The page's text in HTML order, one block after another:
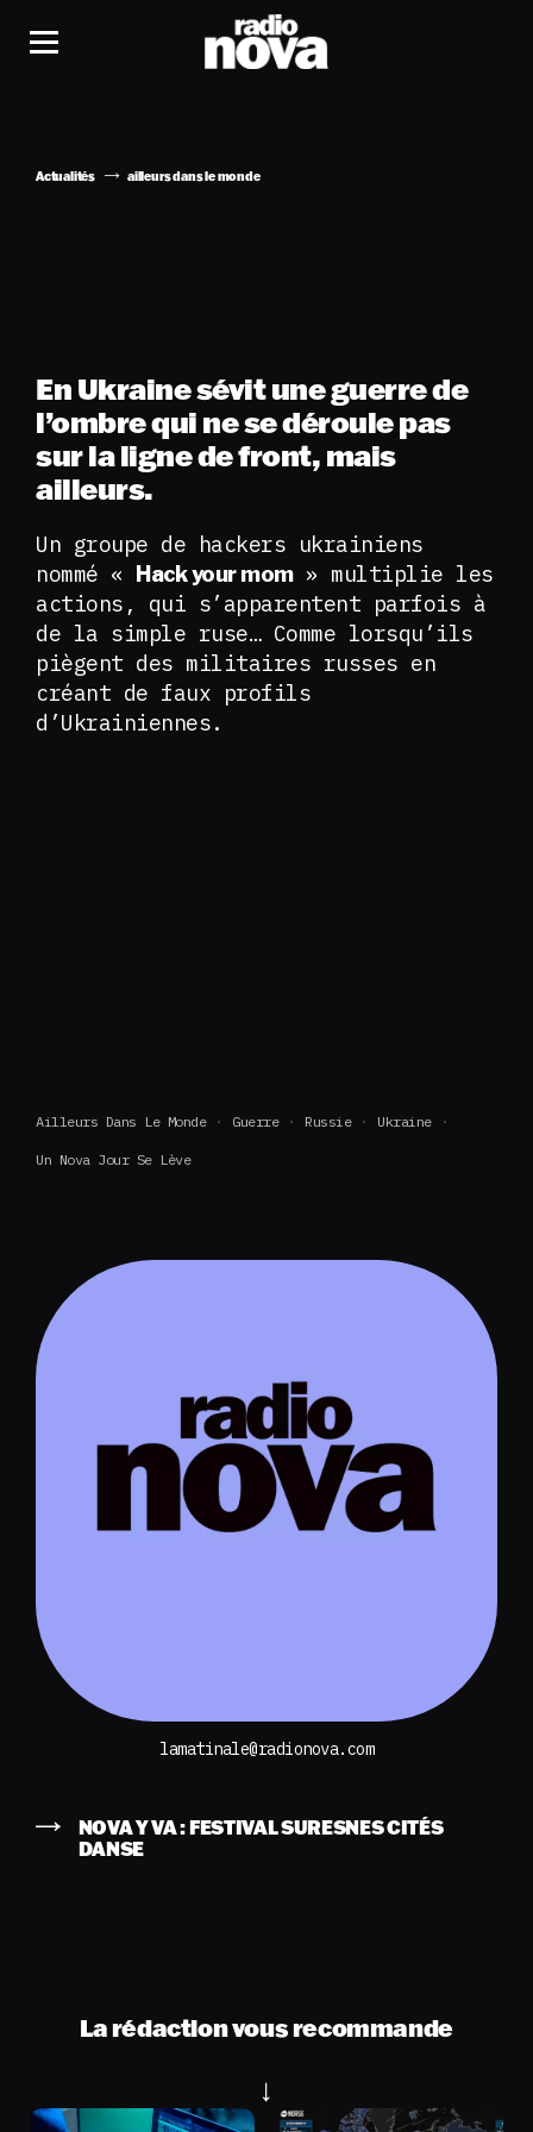
Actualités ailleurs dans le monde
En Ukraine sévit une guerre de
l’ombre qui ne se déroule pas
sur la ligne de front, mais
ailleurs.
Un groupe de hackers ukrainiens
nommé «
Hack your mom» multiplie les
actions, qui s’apparentent parfois à
de la simple ruse… Comme lorsqu’ils
piègent des militaires russes en
créant de faux profils
d’Ukrainiennes.
Ailleurs Dans Le Monde Guerre Russie Ukraine
Un Nova Jour Se Lève
lamatinale@radionova.com
NOVA Y VA : FESTIVAL SURESNES CITÉS
DANSE
La rédaction vous recommande